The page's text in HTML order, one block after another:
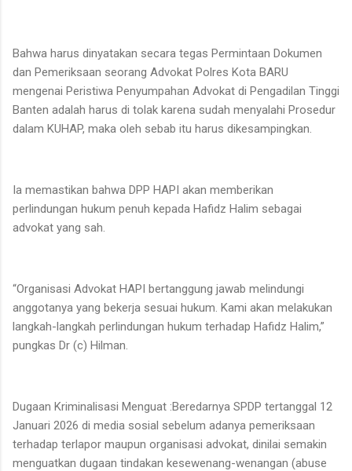
Bahwa harus dinyatakan secara tegas Permintaan Dokumen
dan Pemeriksaan seorang Advokat Polres Kota BARU
mengenai Peristiwa Penyumpahan Advokat di Pengadilan Tinggi
Banten adalah harus di tolak karena sudah menyalahi Prosedur
dalam KUHAP, maka oleh sebab itu harus dikesampingkan.
Ia memastikan bahwa DPP HAPI akan memberikan
perlindungan hukum penuh kepada Hafidz Halim sebagai
advokat yang sah.
“Organisasi Advokat HAPI bertanggung jawab melindungi
anggotanya yang bekerja sesuai hukum. Kami akan melakukan
langkah-langkah perlindungan hukum terhadap Hafidz Halim,”
pungkas Dr (c) Hilman.
Dugaan Kriminalisasi Menguat :Beredarnya SPDP tertanggal 12
Januari 2026 di media sosial sebelum adanya pemeriksaan
terhadap terlapor maupun organisasi advokat, dinilai semakin
menguatkan dugaan tindakan kesewenang-wenangan (abuse